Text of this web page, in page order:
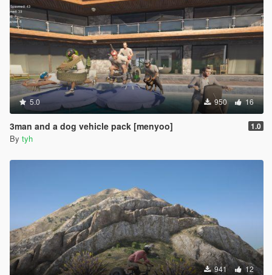
5.0 950 16
3man and a dog vehicle pack [menyoo] 1.0
By tyh
941 12